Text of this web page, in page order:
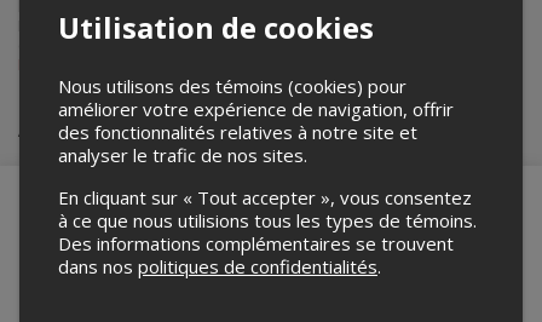
Pour plus d’information à propos de cet événement, veuillez
contacter l’organisateur de l’événement, Festival International de
Achat de billets
Merci de confirmer que vous n'êtes pas un
Utilisation de cookies
Nous utilisons des témoins (cookies) pour
améliorer votre expérience de navigation, offrir
des fonctionnalités relatives à notre site et
analyser le trafic de nos sites.
En cliquant sur « Tout accepter », vous consentez
à ce que nous utilisions tous les types de témoins.
Des informations complémentaires se trouvent
dans nos politiques de confidentialités.